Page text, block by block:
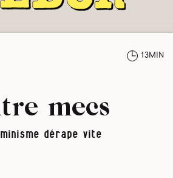
13min
mecs
dérape vite